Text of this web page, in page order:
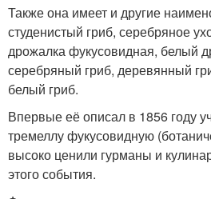
Также она имеет и другие
студенистый гриб, серебряное
дрожалка фукусовидная, белый
серебряный гриб, деревянный
белый гриб.
Впервые её описал в 1856 году
тремеллу фукусовидную
высоко ценили гурманы и
этого события.